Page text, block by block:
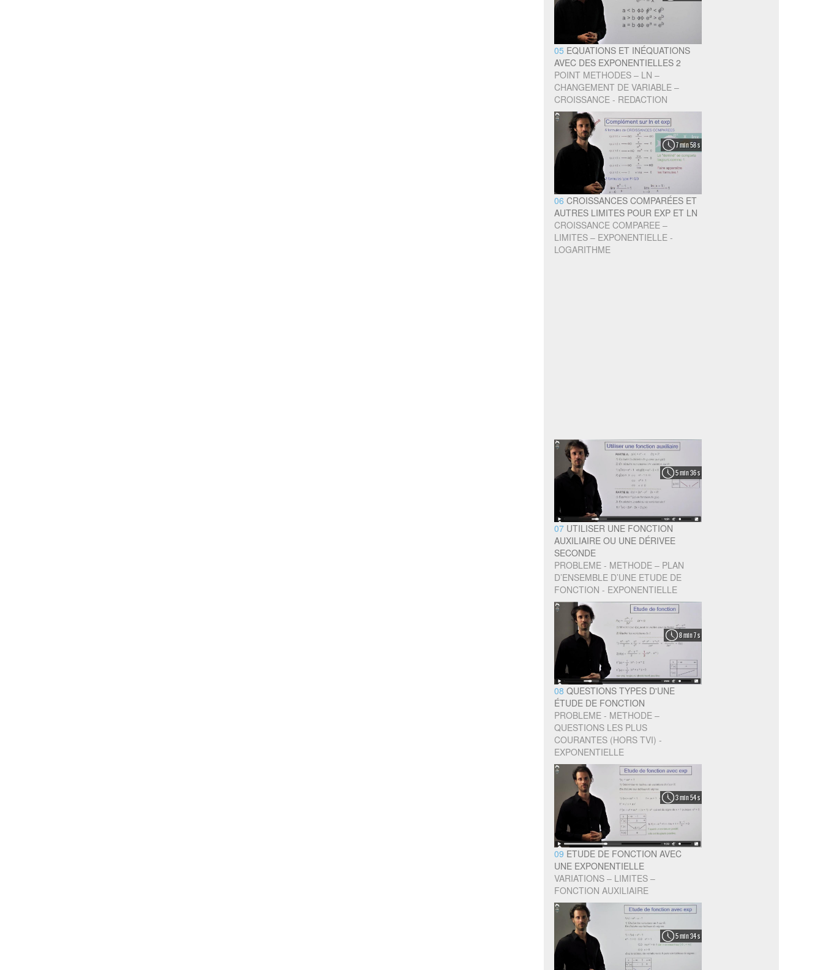
05 EQUATIONS ET INÉQUATIONS
AVEC DES EXPONENTIELLES 2
POINT METHODES – LN –
CHANGEMENT DE VARIABLE –
CROISSANCE - REDACTION
7 min 58 s
06CROISSANCES COMPARÉES ET
AUTRES LIMITES POUR EXP ET LN
CROISSANCE COMPAREE –
LIMITES – EXPONENTIELLE -
LOGARITHME
5 min 36 s
07 UTILISER UNE FONCTION
AUXILIAIRE OU UNE DÉRIVEE
SECONDE
PROBLEME - METHODE – PLAN
D’ENSEMBLE D’UNE ETUDE DE
FONCTION - EXPONENTIELLE
8 min 7 s
08QUESTIONS TYPES D'UNE
ÉTUDE DE FONCTION
PROBLEME - METHODE –
QUESTIONS LES PLUS
COURANTES (HORS TVI) -
EXPONENTIELLE
3 min 54 s
09 ETUDE DE FONCTION AVEC
UNE EXPONENTIELLE
VARIATIONS – LIMITES –
FONCTION AUXILIAIRE
5 min 34 s